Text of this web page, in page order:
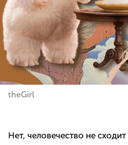
theGirl
Нет, человечество не